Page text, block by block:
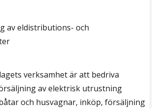
av eldistributions- och
verksamhet är att bedriva
av elektrisk utrustning
och husvagnar, inköp, försäljning